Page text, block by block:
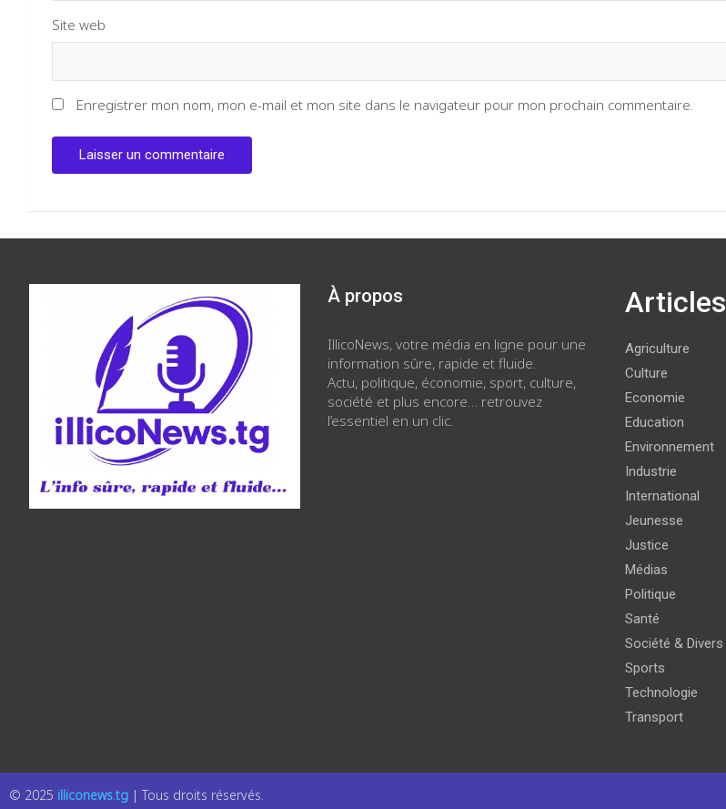
Site web
Enregistrer mon nom, mon e-mail et mon site dans le navigateur pour mon prochain commentaire.
À propos
IllicoNews, votre média en ligne pour une
information sûre, rapide et fluide.
Actu, politique, économie, sport, culture,
société et plus encore… retrouvez
l’essentiel en un clic.
Articles
Agriculture
Culture
Economie
Education
Environnement
Industrie
International
Jeunesse
Justice
Médias
Politique
Santé
Société & Divers
Sports
Technologie
Transport
© 2025 illiconews.tg | Tous droits réservés.